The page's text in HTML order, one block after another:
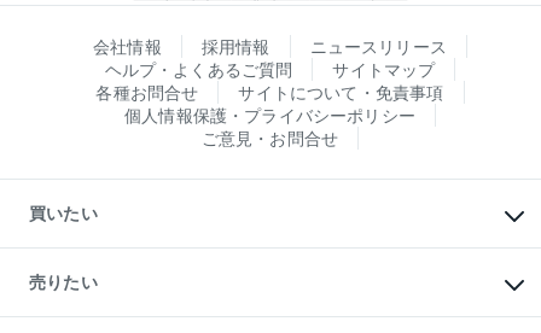
会社情報 採用情報
ニュースリリース
ヘルプ・よくあるご質問
サイトマップ
各種お問合せ
サイトについて・免責事項
個人情報保護・プライバシーポリシー
ご意見・お問合せ
買いたい
新築・分譲マンションの購入
中古マンションの購入
一戸建ての購入
売りたい